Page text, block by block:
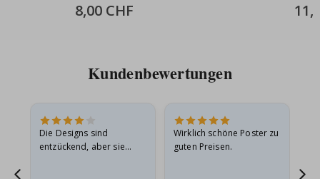
Special
Price
8,00 CHF Price
Kundenbewertungen
Die Designs sind
entzückend, aber sie
Wirklich schöne Poster zu
guten Preisen.